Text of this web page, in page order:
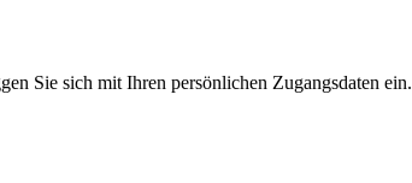
Sie sich mit Ihren persönlichen Zugangsdaten ein.